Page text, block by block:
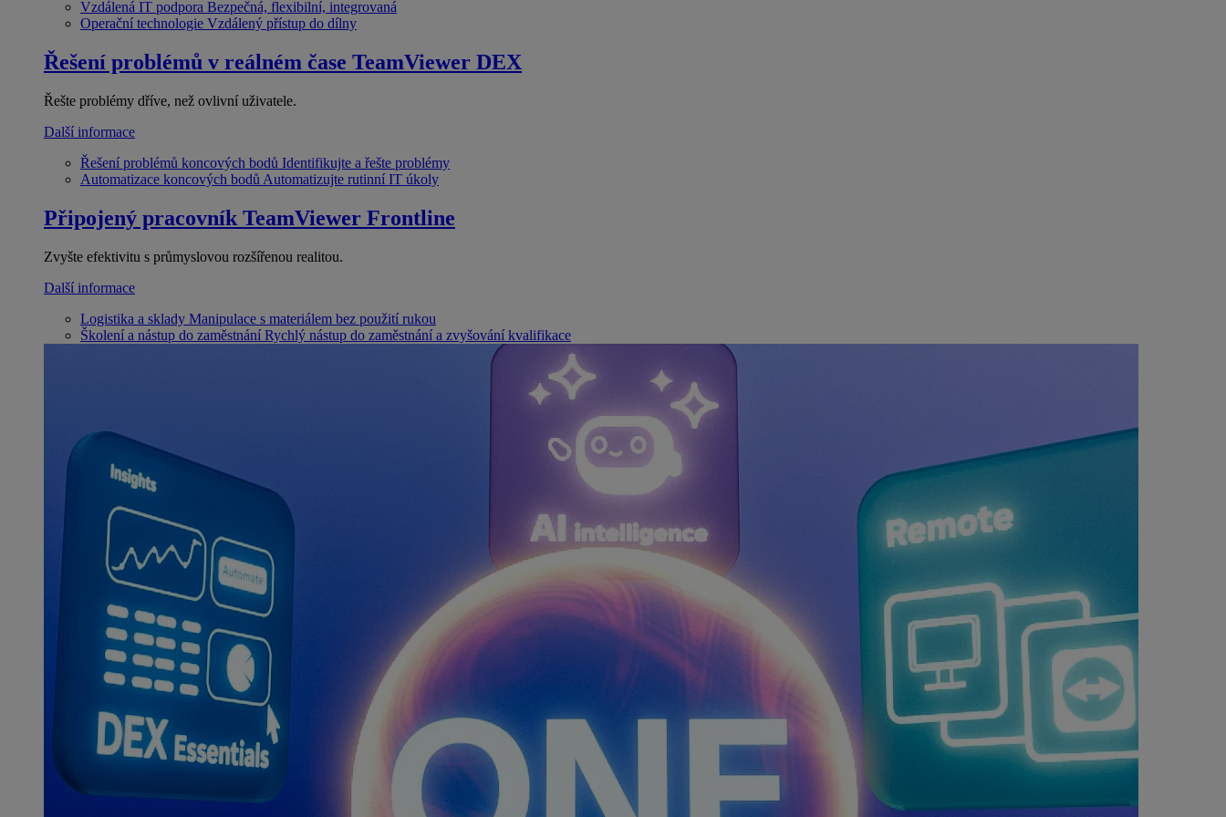
Vzdálená IT podpora Bezpečná, flexibilní, integrovaná
Operační technologie Vzdálený přístup do dílny
Řešení problémů v reálném čase TeamViewer DEX
Řešte problémy dříve, než ovlivní uživatele.
Další informace
Řešení problémů koncových bodů Identifikujte a řešte problémy
Automatizace koncových bodů Automatizujte rutinní IT úkoly
Připojený pracovník TeamViewer Frontline
Zvyšte efektivitu s průmyslovou rozšířenou realitou.
Další informace
Logistika a sklady Manipulace s materiálem bez použití rukou
Školení a nástup do zaměstnání Rychlý nástup do zaměstnání a zvyšování kvalifikace